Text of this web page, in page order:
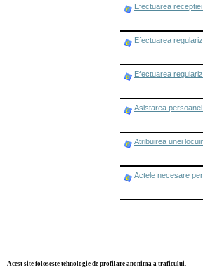
Efectuarea
Efectuarea
Efectuarea
Asistarea
Atribuirea unei
Actele necesare
Acest site foloseste tehnologie de profilare anonima a traficului.